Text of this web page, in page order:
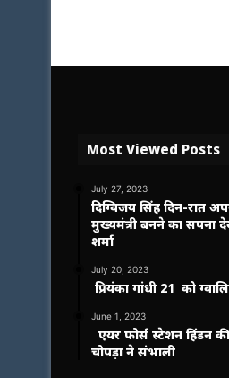
Most Viewed Posts
July 27, 2023
दिग्विजय सिंह दिन-रात
मुख्यमंत्री बनने का सपना
शर्मा
July 20, 2023
प्रियंका गांधी 21 को
June 1, 2023
एयर फोर्स स्टेशन हिंडन
चोपड़ा ने संभाली